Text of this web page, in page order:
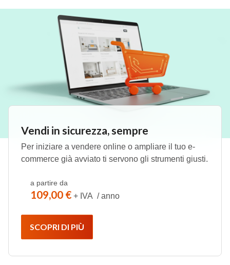
Vendi in sicurezza, sempre
Per iniziare a vendere online o ampliare il tuo e-
commerce già avviato ti servono gli strumenti giusti.
a partire da
109,00 € + IVA / anno
SCOPRI DI PIÙ